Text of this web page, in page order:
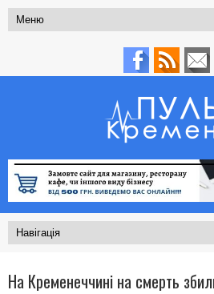
На Кременеччині на смерть